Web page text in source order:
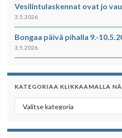
Vesilintulaskennat ovat jo
3.5.2026
Bongaa päivä pihalla 9.-
3.5.2026
KATEGORIAA KLIKKAAMALLA
Kategoriaa klikkaamalla näet